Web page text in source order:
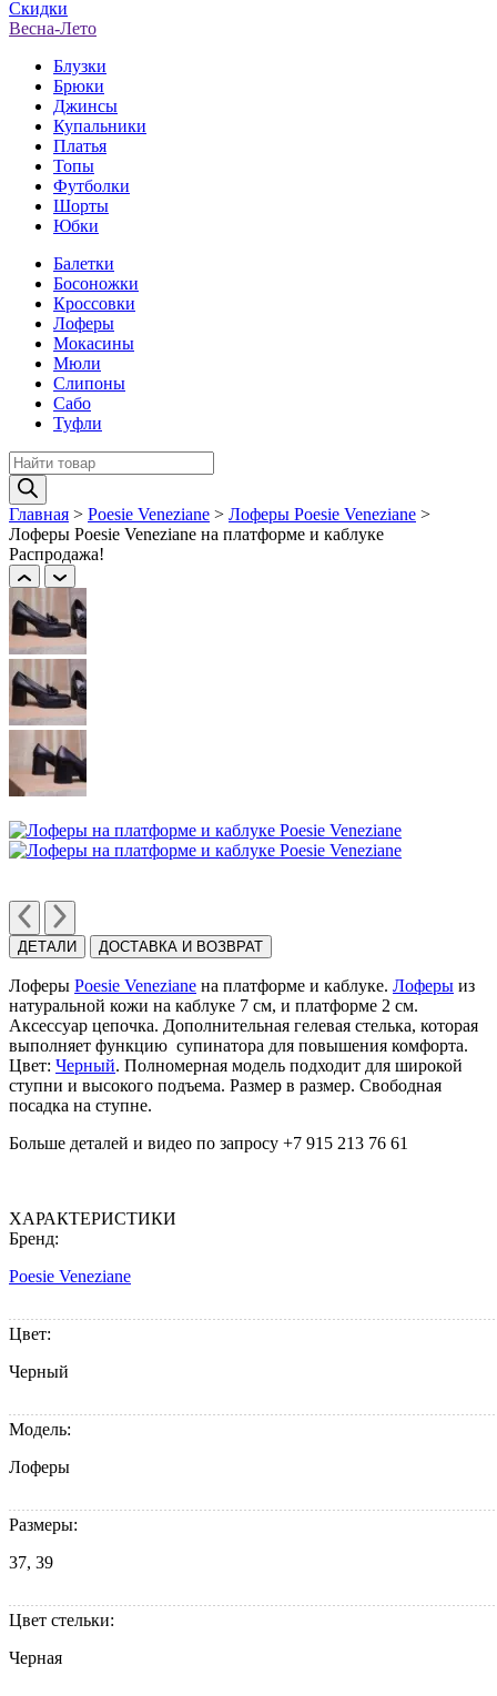
Скидки
Весна-Лето
Блузки
Брюки
Джинсы
Купальники
Платья
Топы
Футболки
Шорты
Юбки
Балетки
Босоножки
Кроссовки
Лоферы
Мокасины
Мюли
Слипоны
Сабо
Туфли
Поиск
товаров
Главная > Poesie Veneziane > Лоферы Poesie Veneziane >
Лоферы Poesie Veneziane на платформе и каблуке
Распродажа!
ДЕТАЛИ ДОСТАВКА И ВОЗВРАТ
Лоферы Poesie Veneziane на платформе и каблуке. Лоферы из
натуральной кожи на каблуке 7 см, и платформе 2 см.
Аксессуар цепочка. Дополнительная гeлевая стелька, которая
выполняет функцию супинатора для повышения комфорта.
Цвет: Черный. Полномерная модель подходит для широкой
ступни и высокого подъема. Размер в размер. Свободная
посадка на ступне.
Больше деталей и видео по запросу +7 915 213 76 61
ХАРАКТЕРИСТИКИ
Бренд:
Poesie Veneziane
Цвет:
Черный
Модель:
Лоферы
Размеры:
37, 39
Цвет стельки:
Черная